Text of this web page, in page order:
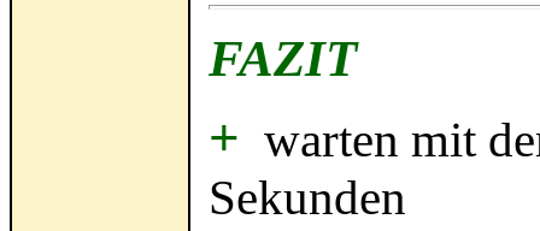
FAZIT
+ warten mit
Sekunden